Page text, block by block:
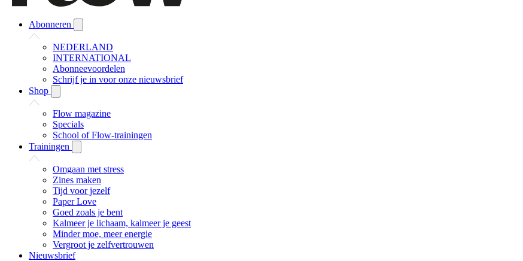
Abonneren
NEDERLAND
INTERNATIONAL
Abonneevoordelen
Schrijf je in voor onze nieuwsbrief
Shop
Flow magazine
Specials
School of Flow-trainingen
Trainingen
Omgaan met stress
Zines maken
Tijd voor jezelf
Paper Love
Goed zoals je bent
Kalmeer je lichaam, kalmeer je geest
Minder moe, meer energie
Vergroot je zelfvertrouwen
Nieuwsbrief